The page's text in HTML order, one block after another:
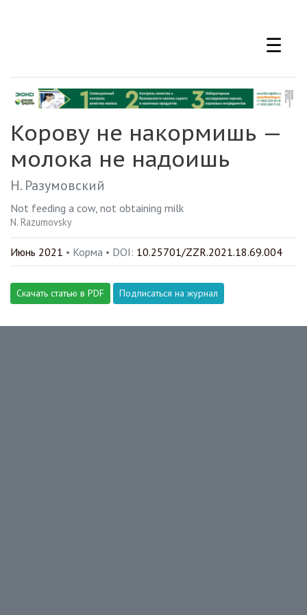
☰
Корову не накормишь —
молока не надоишь
Н. Разумовский
Not feeding a cow, not obtaining milk
N. Razumovsky
Июнь 2021 • Корма • DOI: 10.25701/ZZR.2021.18.69.004
Скачать статью в PDF Подписаться на журнал